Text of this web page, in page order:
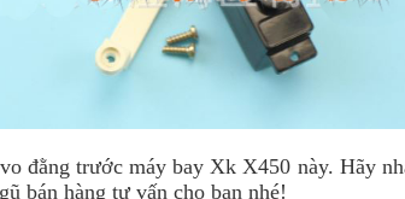
đằng trước máy bay Xk X450 này. Hãy
bán hàng tư vấn cho bạn nhé!